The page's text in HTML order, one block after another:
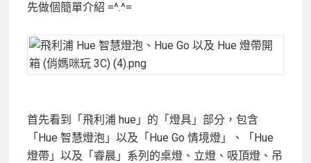
先做個簡單介紹 =^.^=
首先看到「飛利浦 hue」的「燈具」部分，包含
「Hue 智慧燈泡」以及「Hue Go 情境燈」、「Hue
燈帶」以及「睿晨」系列的桌燈、立燈、吸頂燈、吊